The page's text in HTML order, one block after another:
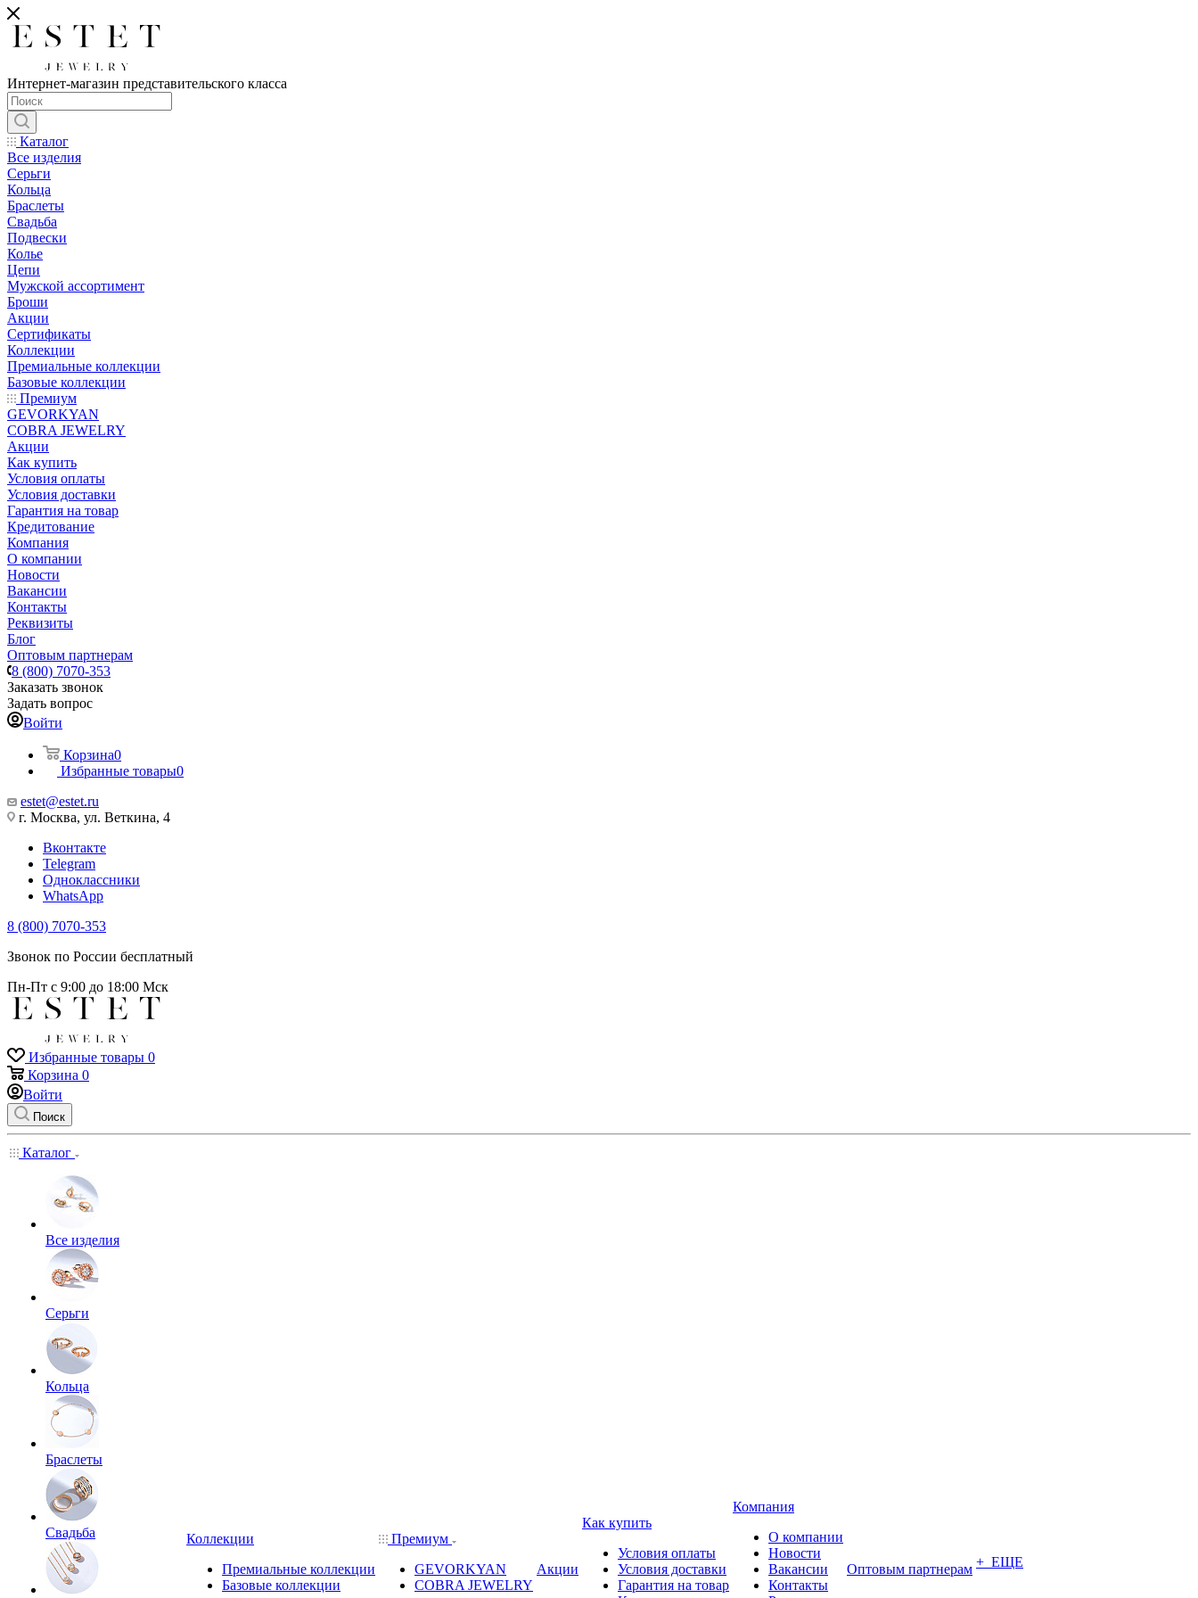
Интернет-магазин представительского класса
Каталог
Все изделия
Серьги
Кольца
Браслеты
Свадьба
Подвески
Колье
Цепи
Мужской ассортимент
Броши
Акции
Сертификаты
Коллекции
Премиальные коллекции
Базовые коллекции
Премиум
GEVORKYAN
COBRA JEWELRY
Акции
Как купить
Условия оплаты
Условия доставки
Гарантия на товар
Кредитование
Компания
О компании
Новости
Вакансии
Контакты
Реквизиты
Блог
Оптовым партнерам
8 (800) 7070-353
Заказать звонок
Задать вопрос
Войти
Корзина0
Избранные товары0
estet@estet.ru
г. Москва, ул. Веткина, 4
Вконтакте
Telegram
Одноклассники
WhatsApp
8 (800) 7070-353
Звонок по России бесплатный
Пн-Пт с 9:00 до 18:00 Мск
Избранные товары 0
Корзина 0
Войти
Поиск
Каталог
Все изделия
Серьги
Кольца
Браслеты
Свадьба
Коллекции
Премиальные коллекции
Базовые коллекции
Премиум
GEVORKYAN
COBRA JEWELRY
Акции
Как купить
Условия оплаты
Условия доставки
Гарантия на товар
Компания
О компании
Новости
Вакансии
Контакты
Оптовым партнерам + ЕЩЕ